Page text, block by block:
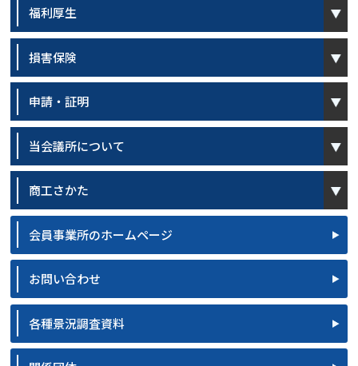
福利厚生
損害保険
申請・証明
当会議所について
商工さかた
会員事業所のホームページ
お問い合わせ
各種景況調査資料